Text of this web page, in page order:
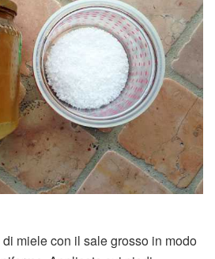
miele con il sale grosso in modo